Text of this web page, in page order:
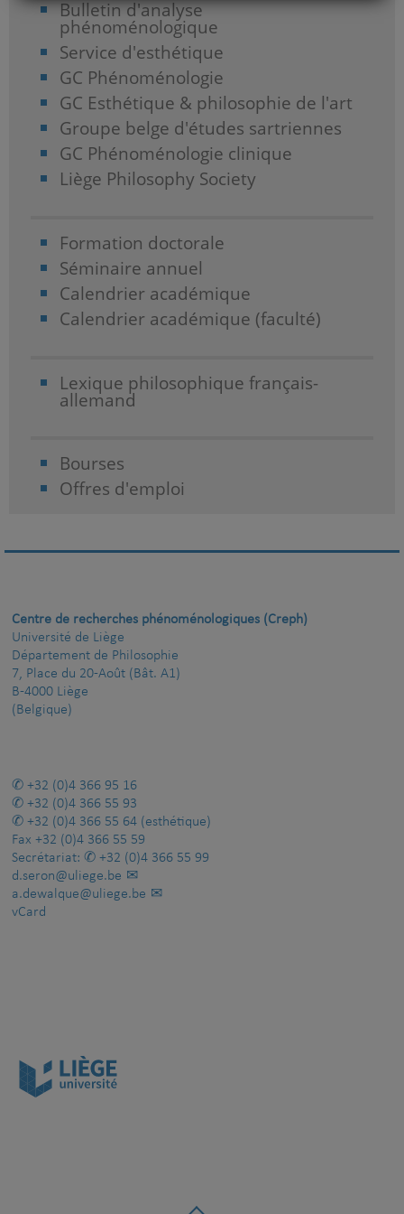
Bulletin d'analyse
phénoménologique
Service d'esthétique
GC Phénoménologie
GC Esthétique & philosophie de l'art
Groupe belge d'études sartriennes
GC Phénoménologie clinique
Liège Philosophy Society
Formation doctorale
Séminaire annuel
Calendrier académique
Calendrier académique (faculté)
Lexique philosophique français-
allemand
Bourses
Offres d'emploi
Centre de recherches phénoménologiques (Creph)
Université de Liège
Département de Philosophie
7, Place du 20-Août (Bât. A1)
B-4000 Liège
(Belgique)
+32 (0)4 366 95 16
+32 (0)4 366 55 93
+32 (0)4 366 55 64 (esthétique)
Fax +32 (0)4 366 55 59
Secrétariat:
+32 (0)4 366 55 99
d.seron@uliege.be
a.dewalque@uliege.be
vCard